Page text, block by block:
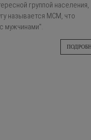
группой населения,
называется МСМ, что
мужчинами".